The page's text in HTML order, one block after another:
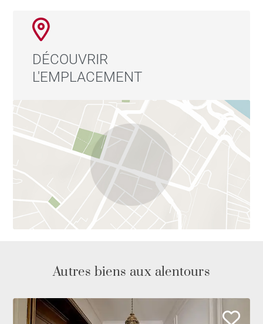
DÉCOUVRIR
L'EMPLACEMENT
Autres biens aux alentours